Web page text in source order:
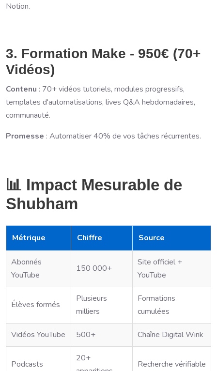
Notion.
3. Formation Make - 950€ (70+
Vidéos)
Contenu : 70+ vidéos tutoriels, modules progressifs,
templates d'automatisations, lives Q&A hebdomadaires,
communauté.
Promesse : Automatiser 40% de vos tâches récurrentes.
📊 Impact Mesurable de
Shubham
Métrique Chiffre Source
Abonnés
YouTube
150 000+
Site officiel +
YouTube
Élèves formés
Plusieurs
milliers
Formations
cumulées
Vidéos YouTube 500+ Chaîne Digital Wink
Podcasts
20+
Recherche vérifiable